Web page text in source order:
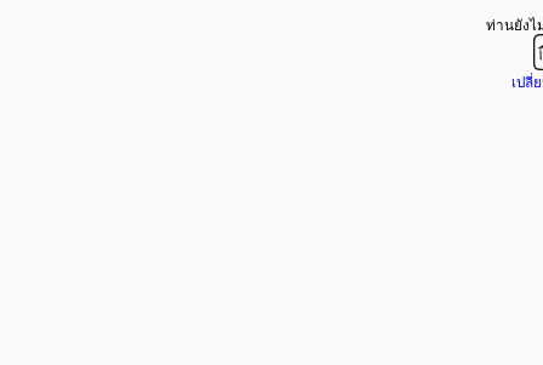
ท่านยังไ
เปลี่